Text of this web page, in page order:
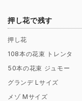
押し花で残す
押し花
108本の花束 トレンタ
50本の花束 ジュモー
グランデ Lサイズ
メゾ Mサイズ